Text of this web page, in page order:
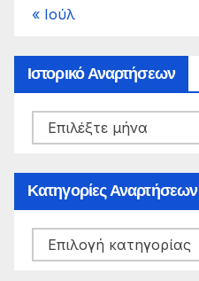
« Ιούλ
Ιστορικό Αναρτήσεων
Ιστορικό
Αναρτήσεων
Κατηγορίες Αναρτήσεων
Κατηγορίες
Αναρτήσεων